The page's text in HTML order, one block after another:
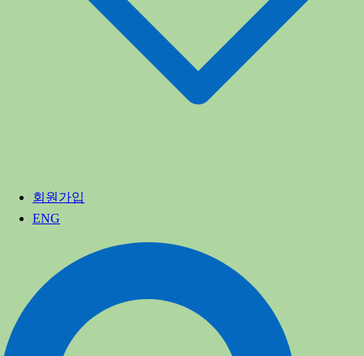
회원가입
ENG